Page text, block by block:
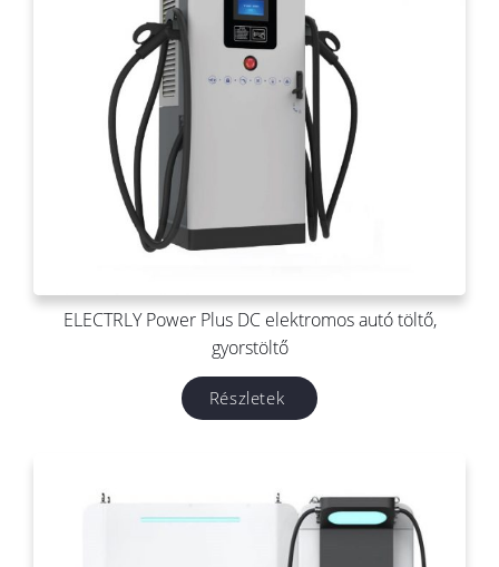
ELECTRLY Power Plus DC elektromos autó töltő,
gyorstöltő
Részletek